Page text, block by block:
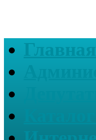
Главная